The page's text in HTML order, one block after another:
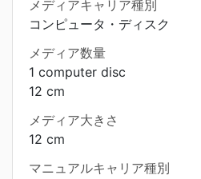
メディアキャリア種別
コンピュータ・ディスク
メディア数量
1 computer disc
12 cm
メディア大きさ
12 cm
マニュアルキャリア種別